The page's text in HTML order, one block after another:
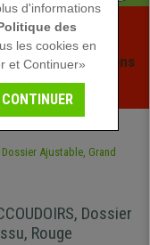
! Des réductions
- Voir l'offre
Dossier
Rouge
d'informations
des
les cookies en
et Continuer»